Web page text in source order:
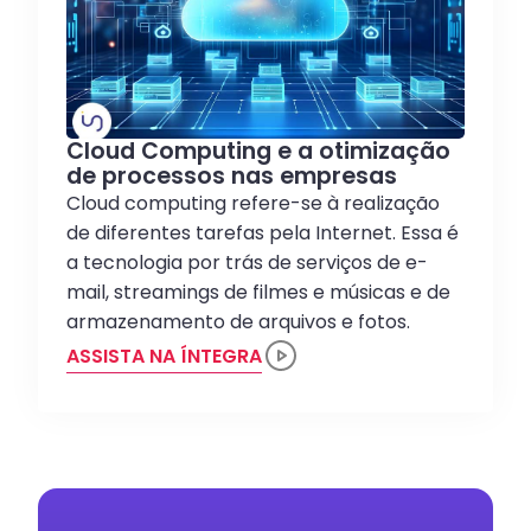
Cloud Computing e a otimização
de processos nas empresas
Cloud computing refere-se à realização
de diferentes tarefas pela Internet. Essa é
a tecnologia por trás de serviços de e-
mail, streamings de filmes e músicas e de
armazenamento de arquivos e fotos.
ASSISTA NA ÍNTEGRA